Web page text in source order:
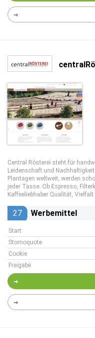
Central Rösterei steht für
Leidenschaft und
Plantagen weltweit, werden
jeder Tasse. Ob Espresso,
Kaffeeliebhaber Qualität,
27 Werbemittel
Start
Stornoquote
Cookie
Freigabe